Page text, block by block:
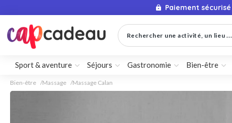
Paiement sécurisé
Rechercher une activité, un lieu ...
Sport & aventure Séjours Gastronomie Bien-être
Bien-être Massage Massage Calan